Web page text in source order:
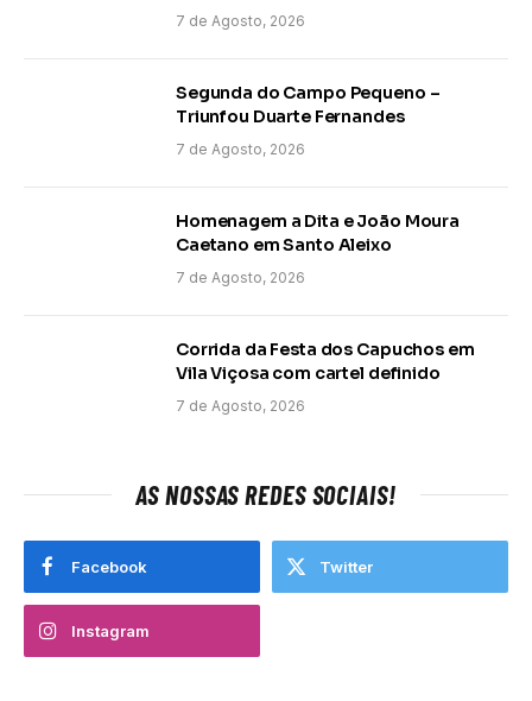
7 de Agosto, 2026
Segunda do Campo Pequeno –
Triunfou Duarte Fernandes
7 de Agosto, 2026
Homenagem a Dita e João Moura
Caetano em Santo Aleixo
7 de Agosto, 2026
Corrida da Festa dos Capuchos em
Vila Viçosa com cartel definido
7 de Agosto, 2026
AS NOSSAS REDES SOCIAIS!
Facebook Twitter
Instagram